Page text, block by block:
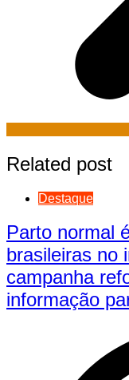
Related post
Destaque
Parto normal
brasileiras no
campanha
informação